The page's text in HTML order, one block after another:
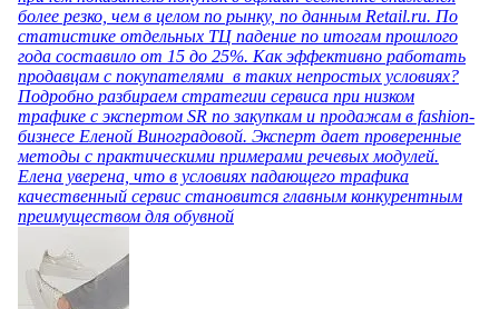
более резко, чем в целом по рынку, по данным Retail.ru. По
статистике отдельных ТЦ падение по итогам прошлого
года составило от 15 до 25%. Как эффективно работать
продавцам с покупателями в таких непростых условиях?
Подробно разбираем стратегии сервиса при низком
трафике с экспертом SR по закупкам и продажам в fashion-
бизнесе Еленой Виноградовой. Эксперт дает проверенные
методы с практическими примерами речевых модулей.
Елена уверена, что в условиях падающего трафика
качественный сервис становится главным конкурентным
преимуществом для обувной